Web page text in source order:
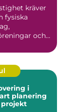
kräver
fysiska
och
i